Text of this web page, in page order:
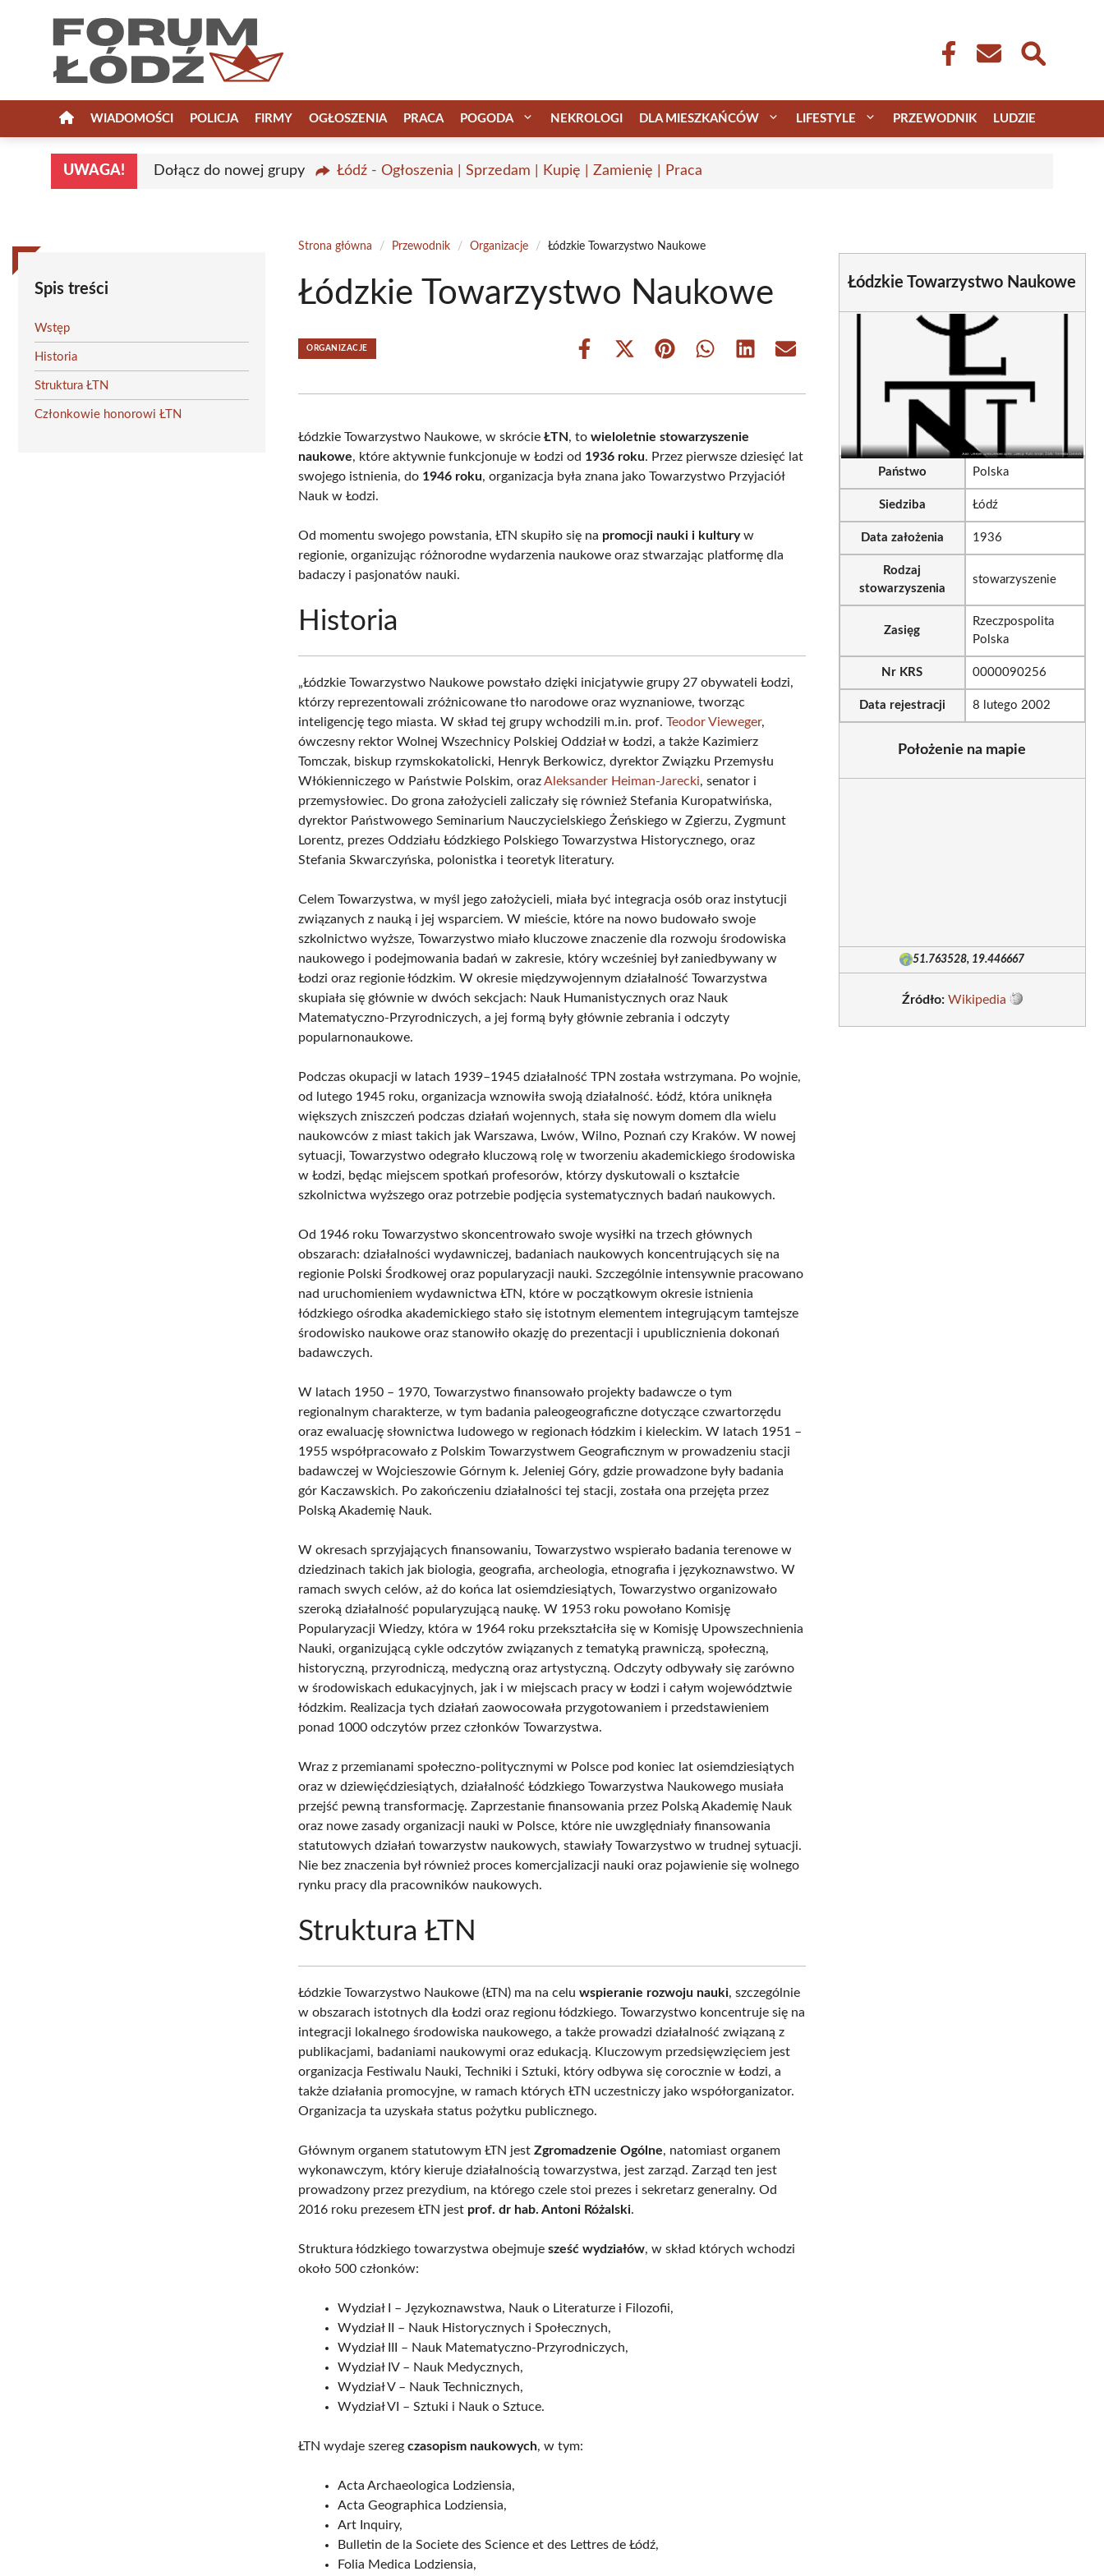
WIADOMOŚCI POLICJA FIRMY OGŁOSZENIA PRACA POGODA NEKROLOGI DLA MIESZKAŃCÓW LIFESTYLE PRZEWODNIK LUDZIE
UWAGA! Dołącz do nowej grupy Łódź - Ogłoszenia | Sprzedam | Kupię | Zamienię | Praca
Spis treści
Wstęp
Historia
Struktura ŁTN
Członkowie honorowi ŁTN
Strona główna / Przewodnik / Organizacje / Łódzkie Towarzystwo Naukowe
Łódzkie Towarzystwo Naukowe
ORGANIZACJE
Share
Share
(Twitter)
Share Share Share Share
Łódzkie Towarzystwo Naukowe, w skrócieŁTN, towieloletnie stowarzyszenie
naukowe, które aktywnie funkcjonuje w Łodzi od 1936 roku. Przez pierwsze dziesięć lat
swojego istnienia, do 1946 roku, organizacja była znana jako Towarzystwo Przyjaciół
Nauk w Łodzi.
Od momentu swojego powstania, ŁTN skupiło się na promocji nauki i kulturyw
regionie, organizując różnorodne wydarzenia naukowe oraz stwarzając platformę dla
badaczy i pasjonatów nauki.
Historia
„Łódzkie Towarzystwo Naukowe powstało dzięki inicjatywie grupy 27 obywateli Łodzi,
którzy reprezentowali zróżnicowane tło narodowe oraz wyznaniowe, tworząc
inteligencję tego miasta. W skład tej grupy wchodzili m.in. prof.Teodor Vieweger,
ówczesny rektor Wolnej Wszechnicy Polskiej Oddział w Łodzi, a także Kazimierz
Tomczak, biskup rzymskokatolicki, Henryk Berkowicz, dyrektor Związku Przemysłu
Włókienniczego w Państwie Polskim, orazAleksander Heiman-Jarecki, senator i
przemysłowiec. Do grona założycieli zaliczały się również Stefania Kuropatwińska,
dyrektor Państwowego Seminarium Nauczycielskiego Żeńskiego w Zgierzu, Zygmunt
Lorentz, prezes Oddziału Łódzkiego Polskiego Towarzystwa Historycznego, oraz
Stefania Skwarczyńska, polonistka i teoretyk literatury.
Celem Towarzystwa, w myśl jego założycieli, miała być integracja osób oraz instytucji
związanych z nauką i jej wsparciem. W mieście, które na nowo budowało swoje
szkolnictwo wyższe, Towarzystwo miało kluczowe znaczenie dla rozwoju środowiska
naukowego i podejmowania badań w zakresie, który wcześniej był zaniedbywany w
Łodzi oraz regionie łódzkim. W okresie międzywojennym działalność Towarzystwa
skupiała się głównie w dwóch sekcjach: Nauk Humanistycznych oraz Nauk
Matematyczno-Przyrodniczych, a jej formą były głównie zebrania i odczyty
popularnonaukowe.
Podczas okupacji w latach 1939–1945 działalność TPN została wstrzymana. Po wojnie,
od lutego 1945 roku, organizacja wznowiła swoją działalność. Łódź, która uniknęła
większych zniszczeń podczas działań wojennych, stała się nowym domem dla wielu
naukowców z miast takich jak Warszawa, Lwów, Wilno, Poznań czy Kraków. W nowej
sytuacji, Towarzystwo odegrało kluczową rolę w tworzeniu akademickiego środowiska
w Łodzi, będąc miejscem spotkań profesorów, którzy dyskutowali o kształcie
szkolnictwa wyższego oraz potrzebie podjęcia systematycznych badań naukowych.
Od 1946 roku Towarzystwo skoncentrowało swoje wysiłki na trzech głównych
obszarach: działalności wydawniczej, badaniach naukowych koncentrujących się na
regionie Polski Środkowej oraz popularyzacji nauki. Szczególnie intensywnie pracowano
nad uruchomieniem wydawnictwa ŁTN, które w początkowym okresie istnienia
łódzkiego ośrodka akademickiego stało się istotnym elementem integrującym tamtejsze
środowisko naukowe oraz stanowiło okazję do prezentacji i upublicznienia dokonań
badawczych.
W latach 1950 – 1970, Towarzystwo finansowało projekty badawcze o tym
regionalnym charakterze, w tym badania paleogeograficzne dotyczące czwartorzędu
oraz ewaluację słownictwa ludowego w regionach łódzkim i kieleckim. W latach 1951 –
1955 współpracowało z Polskim Towarzystwem Geograficznym w prowadzeniu stacji
badawczej w Wojcieszowie Górnym k. Jeleniej Góry, gdzie prowadzone były badania
gór Kaczawskich. Po zakończeniu działalności tej stacji, została ona przejęta przez
Polską Akademię Nauk.
W okresach sprzyjających finansowaniu, Towarzystwo wspierało badania terenowe w
dziedzinach takich jak biologia, geografia, archeologia, etnografia i językoznawstwo. W
ramach swych celów, aż do końca lat osiemdziesiątych, Towarzystwo organizowało
szeroką działalność popularyzującą naukę. W 1953 roku powołano Komisję
Popularyzacji Wiedzy, która w 1964 roku przekształciła się w Komisję Upowszechnienia
Nauki, organizującą cykle odczytów związanych z tematyką prawniczą, społeczną,
historyczną, przyrodniczą, medyczną oraz artystyczną. Odczyty odbywały się zarówno
w środowiskach edukacyjnych, jak i w miejscach pracy w Łodzi i całym województwie
łódzkim. Realizacja tych działań zaowocowała przygotowaniem i przedstawieniem
ponad 1000 odczytów przez członków Towarzystwa.
Wraz z przemianami społeczno-politycznymi w Polsce pod koniec lat osiemdziesiątych
oraz w dziewięćdziesiątych, działalność Łódzkiego Towarzystwa Naukowego musiała
przejść pewną transformację. Zaprzestanie finansowania przez Polską Akademię Nauk
oraz nowe zasady organizacji nauki w Polsce, które nie uwzględniały finansowania
statutowych działań towarzystw naukowych, stawiały Towarzystwo w trudnej sytuacji.
Nie bez znaczenia był również proces komercjalizacji nauki oraz pojawienie się wolnego
rynku pracy dla pracowników naukowych.
Struktura ŁTN
Łódzkie Towarzystwo Naukowe (ŁTN) ma na celuwspieranie rozwoju nauki, szczególnie
w obszarach istotnych dla Łodzi oraz regionu łódzkiego. Towarzystwo koncentruje się na
integracji lokalnego środowiska naukowego, a także prowadzi działalność związaną z
publikacjami, badaniami naukowymi oraz edukacją. Kluczowym przedsięwzięciem jest
organizacja Festiwalu Nauki, Techniki i Sztuki, który odbywa się corocznie w Łodzi, a
także działania promocyjne, w ramach których ŁTN uczestniczy jako współorganizator.
Organizacja ta uzyskała status pożytku publicznego.
Głównym organem statutowym ŁTN jestZgromadzenie Ogólne, natomiast organem
wykonawczym, który kieruje działalnością towarzystwa, jest zarząd. Zarząd ten jest
prowadzony przez prezydium, na którego czele stoi prezes i sekretarz generalny. Od
2016 roku prezesem ŁTN jest prof. dr hab. Antoni Różalski.
Struktura łódzkiego towarzystwa obejmujesześć wydziałów, w skład których wchodzi
około 500 członków:
Wydział I – Językoznawstwa, Nauk o Literaturze i Filozofii,
Wydział II – Nauk Historycznych i Społecznych,
Wydział III – Nauk Matematyczno-Przyrodniczych,
Wydział IV – Nauk Medycznych,
Wydział V – Nauk Technicznych,
Wydział VI – Sztuki i Nauk o Sztuce.
ŁTN wydaje szeregczasopism naukowych, w tym:
Acta Archaeologica Lodziensia,
Acta Geographica Lodziensia,
Art Inquiry,
Bulletin de la Societe des Science et des Lettres de Łódź,
Folia Medica Lodziensia,
Łódzkie Towarzystwo Naukowe
Państwo Polska
Siedziba Łódź
Data założenia 1936
Rodzaj
stowarzyszenia
stowarzyszenie
Zasięg
Rzeczpospolita
Polska
Nr KRS 0000090256
Data rejestracji 8 lutego 2002
Położenie na mapie
51.763528, 19.446667
Źródło: Wikipedia